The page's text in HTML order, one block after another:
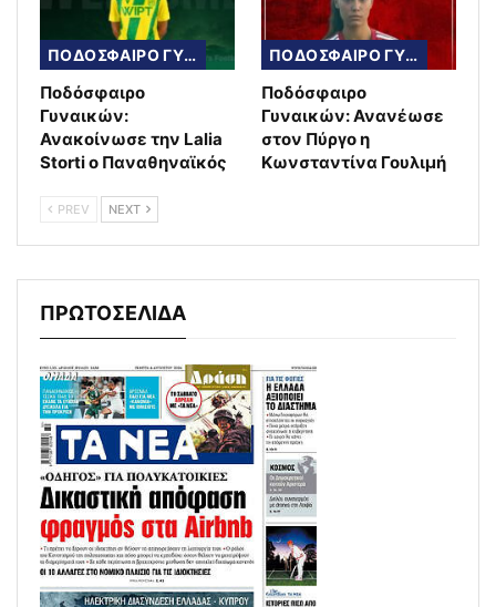
ΠΟΔΟΣΦΑΙΡΟ ΓΥΝΑΙΚΩΝ
Ποδόσφαιρο
Γυναικών:
Ανακοίνωσε την Lalia
Storti ο Παναθηναϊκός
ΠΟΔΟΣΦΑΙΡΟ ΓΥΝΑΙΚΩΝ
Ποδόσφαιρο
Γυναικών: Ανανέωσε
στον Πύργο η
Κωνσταντίνα Γουλιμή
PREV NEXT
ΠΡΩΤΟΣΕΛΙΔΑ